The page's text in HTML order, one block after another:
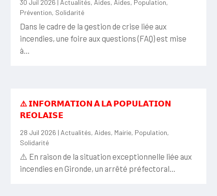
30 Juil 2026 Actualités, Aides, Aides, Population,
Prévention, Solidarité
Dans le cadre de la gestion de crise liée aux
incendies, une foire aux questions (FAQ) est mise
à...
⚠️ 𝗜𝗡𝗙𝗢𝗥𝗠𝗔𝗧𝗜𝗢𝗡 𝗔̀ 𝗟𝗔 𝗣𝗢𝗣𝗨𝗟𝗔𝗧𝗜𝗢𝗡
𝗥𝗘́𝗢𝗟𝗔𝗜𝗦𝗘
28 Juil 2026 | Actualités, Aides, Mairie, Population,
Solidarité
⚠️ En raison de la situation exceptionnelle liée aux
incendies en Gironde, un arrêté préfectoral...